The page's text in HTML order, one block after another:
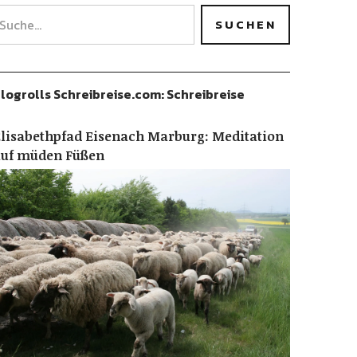
Schreibreise.com: Schreibreise
Eisenach Marburg: Meditation
müden Füßen